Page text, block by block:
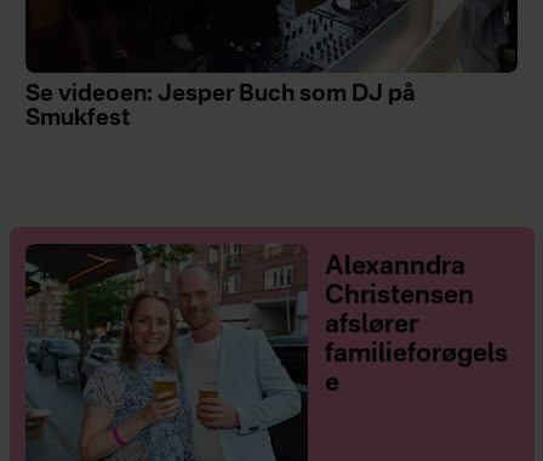
Se videoen: Jesper Buch som DJ på
Smukfest
Alexanndra
Christensen
afslører
familieforøgels
e